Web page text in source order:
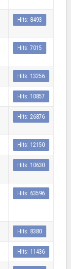
Hits: 8493
Hits: 7015
Hits: 13256
Hits: 10857
Hits: 26876
Hits: 12150
Hits: 10630
Hits: 63596
Hits: 8380
Hits: 11436